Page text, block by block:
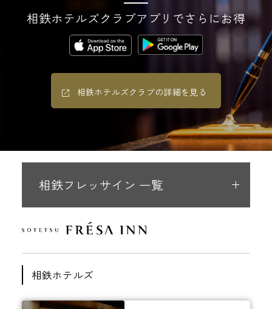
相鉄ホテルズクラブアプリでさらにお得
相鉄ホテルズクラブの詳細を見る
相鉄フレッサイン 一覧
相鉄ホテルズ